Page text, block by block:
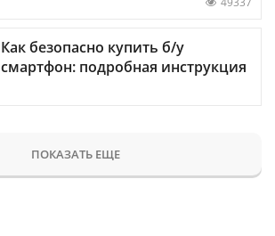
Как безопасно купить б/у
смартфон: подробная инструкция
ПОКАЗАТЬ ЕЩЕ